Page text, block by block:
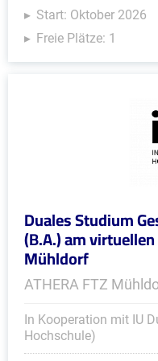
Start: Oktober 2026
Freie Plätze: 1
Duales Studium
(B.A.) am
Mühldorf
ATHERA FTZ
In Kooperation mit IU
Hochschule)